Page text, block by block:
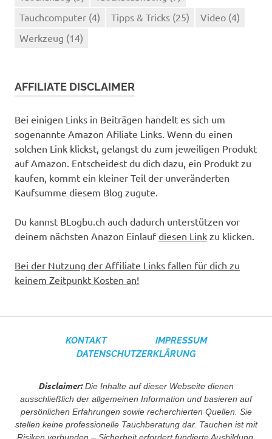
Tauchcomputer (4) Tipps & Tricks (25) Video (4)
Werkzeug (14)
AFFILIATE DISCLAIMER
Bei einigen Links in Beiträgen handelt es sich um
sogenannte Amazon Afiliate Links. Wenn du einen
solchen Link klickst, gelangst du zum jeweiligen Produkt
auf Amazon. Entscheidest du dich dazu, ein Produkt zu
kaufen, kommt ein kleiner Teil der unveränderten
Kaufsumme diesem Blog zugute.
Du kannst BLogbu.ch auch dadurch unterstützen vor
deinem nächsten Anazon Einlaufdiesen Link zu klicken.
Bei der Nutzung der Affiliate Links fallen für dich zu
keinem Zeitpunkt Kosten an!
KONTAKT
IMPRESSUM
DATENSCHUTZERKLÄRUNG
Disclaimer:Die Inhalte auf dieser Webseite dienen
ausschließlich der allgemeinen Information und basieren auf
persönlichen Erfahrungen sowie recherchierten Quellen. Sie
stellen keine professionelle Tauchberatung dar. Tauchen ist mit
Risiken verbunden – Sicherheit erfordert fundierte Ausbildung,